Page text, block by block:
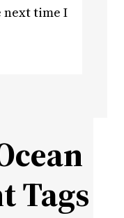
time I
Tags